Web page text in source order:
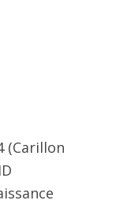
(Carillon